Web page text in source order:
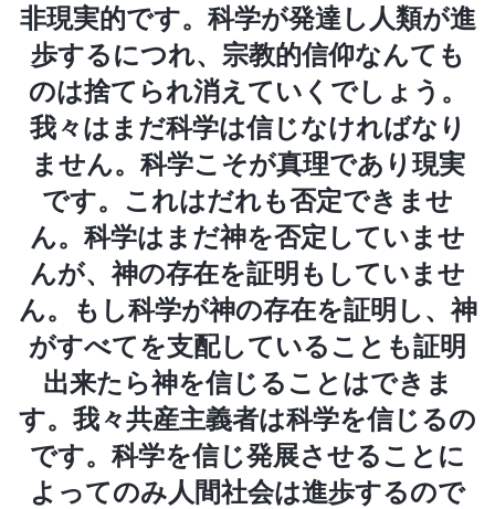
非現実的です。科学が発達し人類が進
歩するにつれ、宗教的信仰なんても
のは捨てられ消えていくでしょう。
我々はまだ科学は信じなければなり
ません。科学こそが真理であり現実
です。これはだれも否定できませ
ん。科学はまだ神を否定していませ
んが、神の存在を証明もしていませ
ん。もし科学が神の存在を証明し、神
がすべてを支配していることも証明
出来たら神を信じることはできま
す。我々共産主義者は科学を信じるの
です。科学を信じ発展させることに
よってのみ人間社会は進歩するので